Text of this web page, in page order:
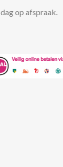
op afspraak.